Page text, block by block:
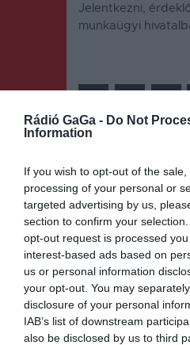
Rádió GaGa - Do Not
Information
If you wish to opt-out of the
processing of your personal or
targeted advertising by us,
section to confirm your
opt-out request is processed
interest-based ads based on
us or personal information
your opt-out. You may
disclosure of your personal
IAB’s list of downstream
also be disclosed by us to third
Jelentkezni,
munkaügyi
Bejegyzés
navigáció
BEJEGYZÉS
Sportpályák
at bővítenek
Sepsiszentg
yörgyön
Ez is